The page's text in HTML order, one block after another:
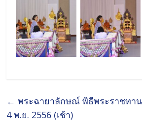
← พระฉายาลักษณ์ พิธีพระราชทา
4 พ.ย. 2556 (เช้า)